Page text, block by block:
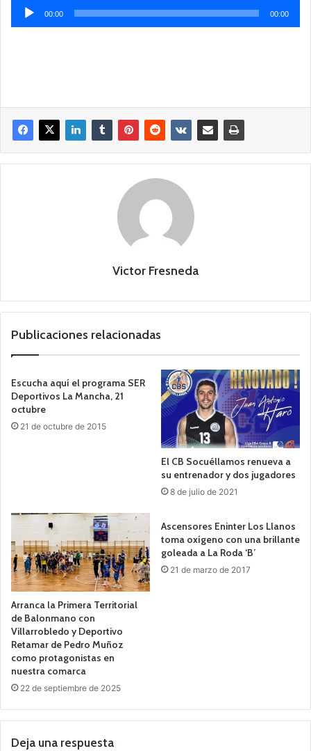
Reproductor
de
00:00 00:00
Victor Fresneda
Publicaciones relacionadas
Escucha aquí el programa SER
Deportivos La Mancha, 21
octubre
21 de octubre de 2015
El CB Socuéllamos renueva a
su entrenador y dos jugadores
8 de julio de 2021
Arranca la Primera Territorial
de Balonmano con
Villarrobledo y Deportivo
Retamar de Pedro Muñoz
como protagonistas en
nuestra comarca
22 de septiembre de 2025
Ascensores Eninter Los Llanos
toma oxígeno con una brillante
goleada a La Roda ‘B’
21 de marzo de 2017
Deja una respuesta